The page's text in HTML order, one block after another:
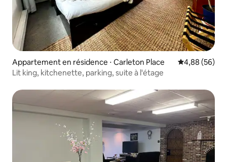
Appartement en résidence ⋅ Carleton Place Évaluation
4,88 (56)
Lit king, kitchenette, parking, suite à l'étage